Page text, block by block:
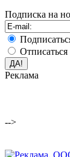
Подписка на
Отписаться
Реклама
-->